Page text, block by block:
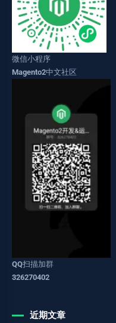
微信小程序
Magento2中文社区
QQ扫描加群
326270402
近期文章